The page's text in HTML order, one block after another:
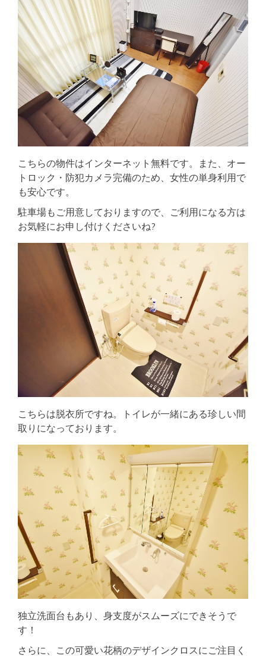
こちらの物件はインターネット無料です。また、オー
トロック・防犯カメラ完備のため、女性の単身利用で
も安心です。
駐車場もご用意しておりますので、ご利用になる方は
お気軽にお申し付けくださいね?
こちらは脱衣所ですね。トイレが一緒にある珍しい間
取りになっております。
独立洗面台もあり、身支度がスムーズにできそうで
す！
さらに、この可愛い花柄のデザインクロスにご注目く